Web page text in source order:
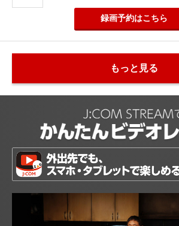
録画予約はこちら
もっと見る